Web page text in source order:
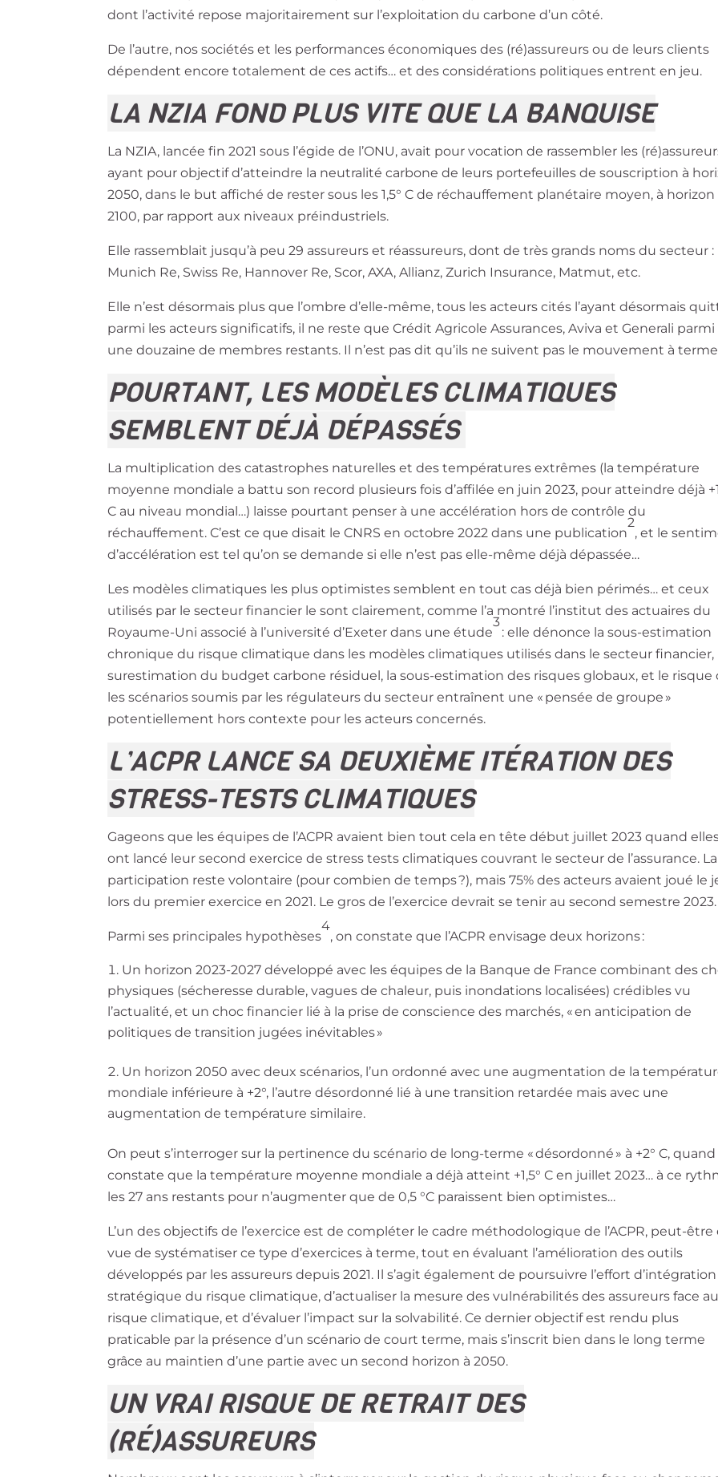
dont l’activité repose majoritairement sur l’exploitation du carbone d’un côté.
De l’autre, nos sociétés et les performances économiques des (ré)assureurs ou de leurs clients
dépendent encore totalement de ces actifs… et des considérations politiques entrent en jeu.
LA NZIA FOND PLUS VITE QUE LA BANQUISE
La NZIA, lancée fin 2021 sous l’égide de l’ONU, avait pour vocation de rassembler les
ayant pour objectif d’atteindre la neutralité carbone de leurs portefeuilles de souscription à
2050, dans le but affiché de rester sous les 1,5° C de réchauffement planétaire moyen, à horizon
2100, par rapport aux niveaux préindustriels.
Elle rassemblait jusqu’à peu 29 assureurs et réassureurs, dont de très grands noms du secteur :
Munich Re, Swiss Re, Hannover Re, Scor, AXA, Allianz, Zurich Insurance, Matmut, etc.
Elle n’est désormais plus que l’ombre d’elle-même, tous les acteurs cités l’ayant désormais
parmi les acteurs significatifs, il ne reste que Crédit Agricole Assurances, Aviva et Generali parmi
une douzaine de membres restants. Il n’est pas dit qu’ils ne suivent pas le mouvement à
POURTANT, LES MODÈLES CLIMATIQUES
SEMBLENT DÉJÀ DÉPASSÉS
La multiplication des catastrophes naturelles et des températures extrêmes (la température
moyenne mondiale a battu son record plusieurs fois d’affilée en juin 2023, pour atteindre déjà
C au niveau mondial…) laisse pourtant penser à une accélération hors de contrôle du
réchauffement. C’est ce que disait le CNRS en octobre 2022 dans une publication
2
, et le
d’accélération est tel qu’on se demande si elle n’est pas elle-même déjà dépassée…
Les modèles climatiques les plus optimistes semblent en tout cas déjà bien périmés… et ceux
utilisés par le secteur financier le sont clairement, comme l’a montré l’institut des actuaires du
Royaume-Uni associé à l’université d’Exeter dans une étude
3
: elle dénonce la sous-estimation
chronique du risque climatique dans les modèles climatiques utilisés dans le secteur financier,
surestimation du budget carbone résiduel, la sous-estimation des risques globaux, et le risque
les scénarios soumis par les régulateurs du secteur entraînent une « pensée de groupe »
potentiellement hors contexte pour les acteurs concernés.
L’ACPR LANCE SA DEUXIÈME ITÉRATION DES
STRESS-TESTS CLIMATIQUES
Gageons que les équipes de l’ACPR avaient bien tout cela en tête début juillet 2023 quand
ont lancé leur second exercice de stress tests climatiques couvrant le secteur de l’assurance. La
participation reste volontaire (pour combien de temps ?), mais 75% des acteurs avaient joué le
lors du premier exercice en 2021. Le gros de l’exercice devrait se tenir au second semestre 2023.
Parmi ses principales hypothèses
4
, on constate que l’ACPR envisage deux horizons :
Un horizon 2023-2027 développé avec les équipes de la Banque de France combinant des
physiques (sécheresse durable, vagues de chaleur, puis inondations localisées) crédibles vu
l’actualité, et un choc financier lié à la prise de conscience des marchés, « en anticipation de
politiques de transition jugées inévitables »
Un horizon 2050 avec deux scénarios, l’un ordonné avec une augmentation de la
mondiale inférieure à +2°, l’autre désordonné lié à une transition retardée mais avec une
augmentation de température similaire.
On peut s’interroger sur la pertinence du scénario de long-terme « désordonné » à +2° C, quand
constate que la température moyenne mondiale a déjà atteint +1,5° C en juillet 2023… à ce
les 27 ans restants pour n’augmenter que de 0,5 °C paraissent bien optimistes…
L’un des objectifs de l’exercice est de compléter le cadre méthodologique de l’ACPR, peut-être
vue de systématiser ce type d’exercices à terme, tout en évaluant l’amélioration des outils
développés par les assureurs depuis 2021. Il s’agit également de poursuivre l’effort d’intégration
stratégique du risque climatique, d’actualiser la mesure des vulnérabilités des assureurs face au
risque climatique, et d’évaluer l’impact sur la solvabilité. Ce dernier objectif est rendu plus
praticable par la présence d’un scénario de court terme, mais s’inscrit bien dans le long terme
grâce au maintien d’une partie avec un second horizon à 2050.
UN VRAI RISQUE DE RETRAIT DES
(RÉ)ASSUREURS